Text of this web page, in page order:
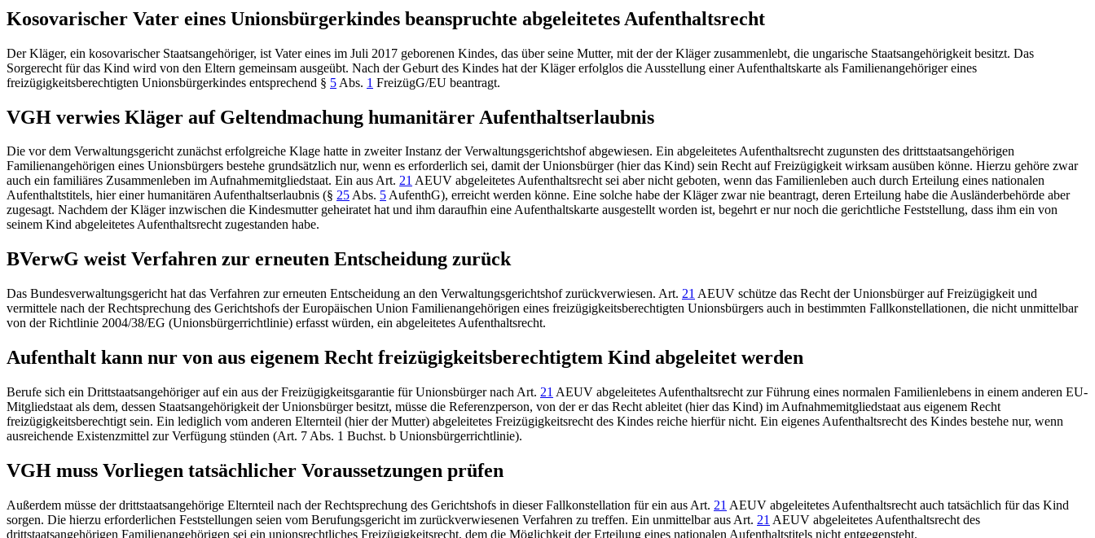
Kosovarischer Vater eines Unionsbürgerkindes beanspruchte abgeleitetes Aufenthaltsrecht
Der Kläger, ein kosovarischer Staatsangehöriger, ist Vater eines im Juli 2017 geborenen Kindes, das über seine Mutter, mit der der Kläger zusammenlebt, die ungarische Staatsangehörigkeit besitzt. Das
Sorgerecht für das Kind wird von den Eltern gemeinsam ausgeübt. Nach der Geburt des Kindes hat der Kläger erfolglos die Ausstellung einer Aufenthaltskarte als Familienangehöriger eines
freizügigkeitsberechtigten Unionsbürgerkindes entsprechend § 5 Abs. 1 FreizügG/EU beantragt.
VGH verwies Kläger auf Geltendmachung humanitärer Aufenthaltserlaubnis
Die vor dem Verwaltungsgericht zunächst erfolgreiche Klage hatte in zweiter Instanz der Verwaltungsgerichtshof abgewiesen. Ein abgeleitetes Aufenthaltsrecht zugunsten des drittstaatsangehörigen
Familienangehörigen eines Unionsbürgers bestehe grundsätzlich nur, wenn es erforderlich sei, damit der Unionsbürger (hier das Kind) sein Recht auf Freizügigkeit wirksam ausüben könne. Hierzu gehöre zwar
auch ein familiäres Zusammenleben im Aufnahmemitgliedstaat. Ein ausArt. 21 AEUV abgeleitetes Aufenthaltsrecht sei aber nicht geboten, wenn das Familienleben auch durch Erteilung eines nationalen
Aufenthaltstitels, hier einer humanitären Aufenthaltserlaubnis (§ 25Abs. 5AufenthG), erreicht werden könne. Eine solche habe der Kläger zwar nie beantragt, deren Erteilung habe die Ausländerbehörde aber
zugesagt. Nachdem der Kläger inzwischen die Kindesmutter geheiratet hat und ihm daraufhin eine Aufenthaltskarte ausgestellt worden ist, begehrt er nur noch die gerichtliche Feststellung, dass ihm ein von
seinem Kind abgeleitetes Aufenthaltsrecht zugestanden habe.
BVerwG weist Verfahren zur erneuten Entscheidung zurück
Das Bundesverwaltungsgericht hat das Verfahren zur erneuten Entscheidung an den Verwaltungsgerichtshof zurückverwiesen. Art. 21 AEUV schütze das Recht der Unionsbürger auf Freizügigkeit und
vermittele nach der Rechtsprechung des Gerichtshofs der Europäischen Union Familienangehörigen eines freizügigkeitsberechtigten Unionsbürgers auch in bestimmten Fallkonstellationen, die nicht unmittelbar
von der Richtlinie 2004/38/EG (Unionsbürgerrichtlinie) erfasst würden, ein abgeleitetes Aufenthaltsrecht.
Aufenthalt kann nur von aus eigenem Recht freizügigkeitsberechtigtem Kind abgeleitet werden
Berufe sich ein Drittstaatsangehöriger auf ein aus der Freizügigkeitsgarantie für Unionsbürger nach Art. 21 AEUV abgeleitetes Aufenthaltsrecht zur Führung eines normalen Familienlebens in einem anderen EU-
Mitgliedstaat als dem, dessen Staatsangehörigkeit der Unionsbürger besitzt, müsse die Referenzperson, von der er das Recht ableitet (hier das Kind) im Aufnahmemitgliedstaat aus eigenem Recht
freizügigkeitsberechtigt sein. Ein lediglich vom anderen Elternteil (hier der Mutter) abgeleitetes Freizügigkeitsrecht des Kindes reiche hierfür nicht. Ein eigenes Aufenthaltsrecht des Kindes bestehe nur, wenn
ausreichende Existenzmittel zur Verfügung stünden (Art. 7 Abs. 1 Buchst. b Unionsbürgerrichtlinie).
VGH muss Vorliegen tatsächlicher Voraussetzungen prüfen
Außerdem müsse der drittstaatsangehörige Elternteil nach der Rechtsprechung des Gerichtshofs in dieser Fallkonstellation für ein aus Art. 21 AEUV abgeleitetes Aufenthaltsrecht auch tatsächlich für das Kind
sorgen. Die hierzu erforderlichen Feststellungen seien vom Berufungsgericht im zurückverwiesenen Verfahren zu treffen. Ein unmittelbar aus Art. 21 AEUV abgeleitetes Aufenthaltsrecht des
drittstaatsangehörigen Familienangehörigen sei ein unionsrechtliches Freizügigkeitsrecht, dem die Möglichkeit der Erteilung eines nationalen Aufenthaltstitels nicht entgegensteht.